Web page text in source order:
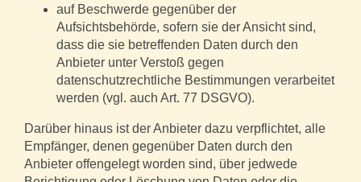
auf Beschwerde gegenüber der
Aufsichtsbehörde, sofern sie der Ansicht sind,
dass die sie betreffenden Daten durch den
Anbieter unter Verstoß gegen
datenschutzrechtliche Bestimmungen verarbeitet
werden (vgl. auch Art. 77 DSGVO).
Darüber hinaus ist der Anbieter dazu verpflichtet, alle
Empfänger, denen gegenüber Daten durch den
Anbieter offengelegt worden sind, über jedwede